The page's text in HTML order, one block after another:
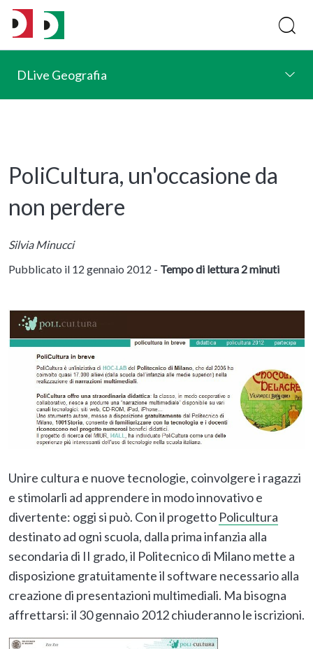
DLive Geografia
PoliCultura, un'occasione da
non perdere
Silvia Minucci
Pubblicato il 12 gennaio 2012 - Tempo di lettura 2 minuti
Unire cultura e nuove tecnologie, coinvolgere i ragazzi
e stimolarli ad apprendere in modo innovativo e
divertente: oggi si può. Con il progetto Policultura
destinato ad ogni scuola, dalla prima infanzia alla
secondaria di II grado, il Politecnico di Milano mette a
disposizione gratuitamente il software necessario alla
creazione di presentazioni multimediali. Ma bisogna
affrettarsi: il 30 gennaio 2012 chiuderanno le iscrizioni.